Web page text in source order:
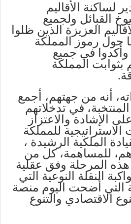
لساكنة الأقاليم
القبائل ولجميع
العزيزة الذين ظلوا
حول رموز المملكة
وأكدوا في جميع
المملكة
أنه من جهتهم، أجمع
في تدخلاتهم
الإشادة والاعتزاز
الاستراتيجية للمملكة
الملكية الرشيدة ،
للمساهمة، كل من
المرحلة وفق عقلية
النقلة النوعية التي
التي أضحت اليوم منصة
الاقتصادي والتنوع